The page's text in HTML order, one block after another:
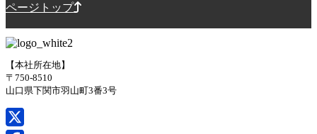
ページトップ
【本社所在地】
〒750-8510
山口県下関市羽山町3番3号